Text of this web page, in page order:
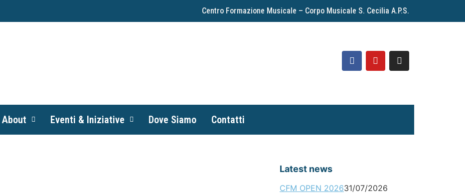
Centro Formazione Musicale – Corpo Musicale S. Cecilia A.P.S.
About Eventi & Iniziative Dove Siamo Contatti
Latest news
CFM OPEN 202631/07/2026